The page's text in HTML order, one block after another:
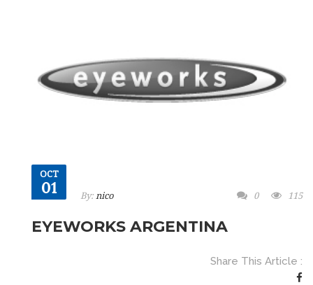
OCT
01 By: nico 0 115
EYEWORKS ARGENTINA
Share This Article :